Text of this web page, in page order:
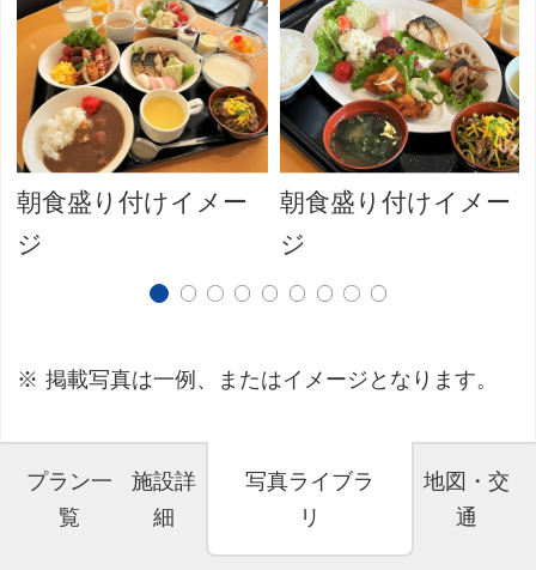
朝食盛り付けイメー
ジ
朝食盛り付けイメー
ジ
掲載写真は一例、またはイメージとなります。
プラン一
覧
施設詳
細
写真ライブラ
リ
地図・交
通